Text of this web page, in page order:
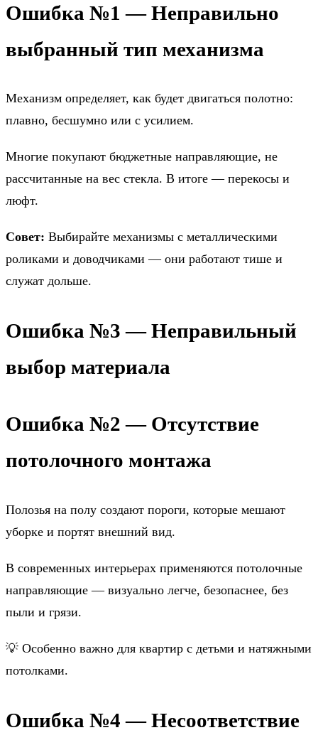
Ошибка №1 — Неправильно
выбранный тип механизма
Механизм определяет, как будет двигаться полотно:
плавно, бесшумно или с усилием.
Многие покупают бюджетные направляющие, не
рассчитанные на вес стекла. В итоге — перекосы и
люфт.
Совет: Выбирайте механизмы с металлическими
роликами и доводчиками — они работают тише и
служат дольше.
Ошибка №3 — Неправильный
выбор материала
Ошибка №2 — Отсутствие
потолочного монтажа
Полозья на полу создают пороги, которые мешают
уборке и портят внешний вид.
В современных интерьерах применяются потолочные
направляющие — визуально легче, безопаснее, без
пыли и грязи.
💡 Особенно важно для квартир с детьми и натяжными
потолками.
Ошибка №4 — Несоответствие